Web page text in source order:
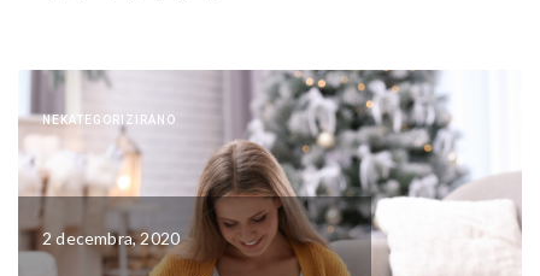
NEKATEGORIZIRANO
2 decembra, 2020